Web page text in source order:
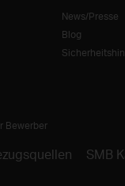
Bewerber
News/Presse
Blog
SMB